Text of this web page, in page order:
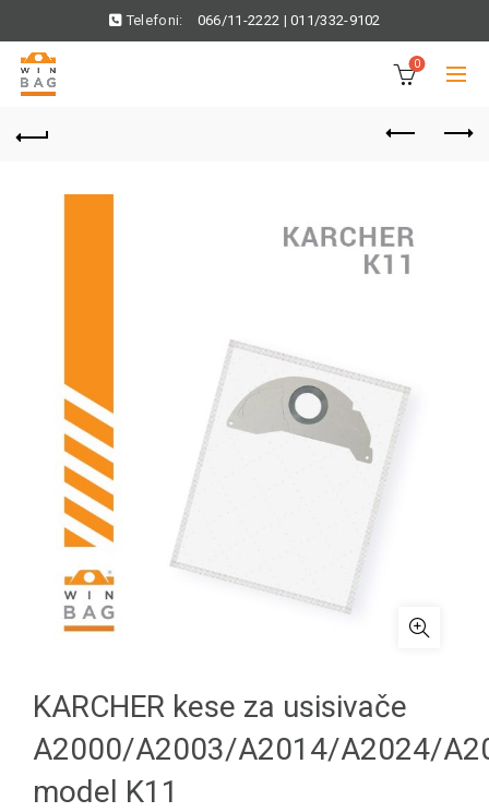
Telefoni: 066/11-2222 |011/332-9102
0
KARCHER kese za usisivače
A2000/A2003/A2014/A2024/
model K11